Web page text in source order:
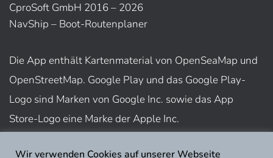
CproSoft GmbH 2016 – 2026
NavShip – Boot-Routenplaner
Die App enthält Kartenmaterial von OpenSeaMap und
OpenStreetMap. Google Play und das Google Play-
Logo sind Marken von Google Inc. sowie das App
Store-Logo eine Marke der Apple Inc.
Wir verwenden Cookies auf unserer Webseite